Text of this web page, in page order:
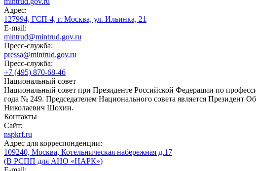
Адрес:
127994, ГСП-4, г. Москва, ул. Ильинка, 21
E-mail:
mintrud@mintrud.gov.ru
Пресс-служба:
pressa@mintrud.gov.ru
Пресс-служба:
+7 (495) 870-68-46
Национальный совет
Национальный совет при Президенте Российской Федерации по
года № 249. Председателем Национального совета является Президент
Николаевич Шохин.
Контакты
Сайт:
nspkrf.ru
Адрес для корреспонденции:
109240, Москва, Котельническая набережная д.17
(В РСПП для АНО «НАРК»)